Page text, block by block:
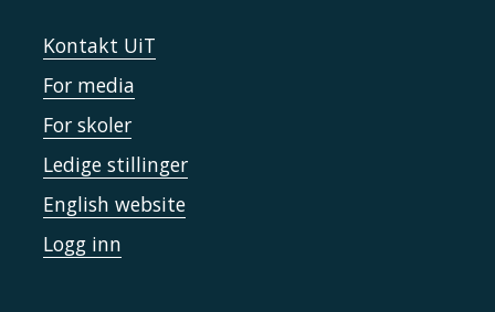
Kontakt UiT
For media
For skoler
Ledige stillinger
English website
Logg inn